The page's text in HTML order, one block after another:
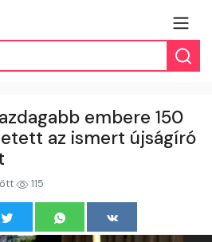
embere 150
az ismert újságíró
115